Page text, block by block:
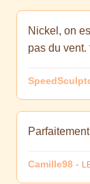
Nickel, on
pas du vent.
Camille98 -